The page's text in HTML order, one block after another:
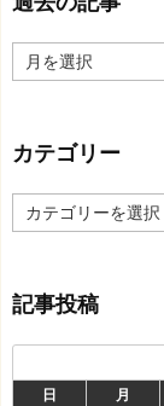
去
事
カテゴリー
カ
テ
ー
記事投稿
日
月